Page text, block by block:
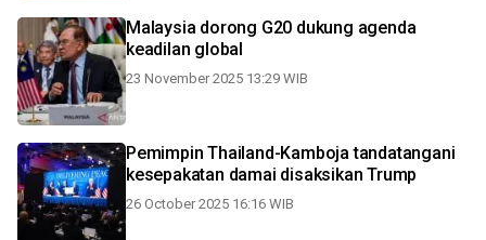
Malaysia dorong G20 dukung agenda
keadilan global
23 November 2025 13:29 WIB
Pemimpin Thailand-Kamboja tandatangani
kesepakatan damai disaksikan Trump
26 October 2025 16:16 WIB